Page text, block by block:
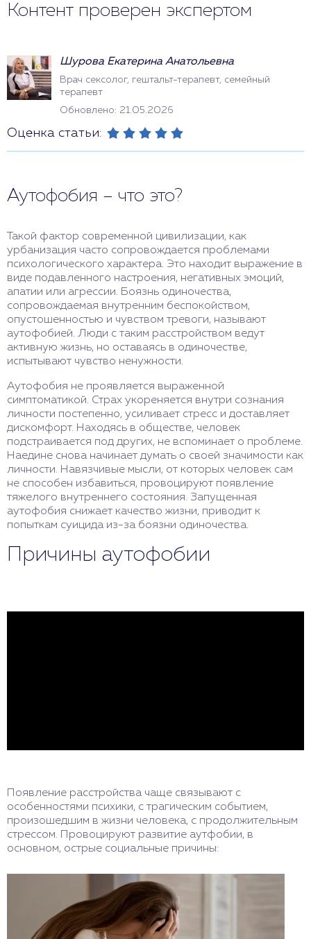
Контент проверен экспертом
Шурова Екатерина Анатольевна
Врач сексолог, гештальт-терапевт, семейный
терапевт
Обновлено: 21.05.2026
Оценка статьи:
Аутофобия – что это?
Такой фактор современной цивилизации, как
урбанизация часто сопровождается проблемами
психологического характера. Это находит выражение в
виде подавленного настроения, негативных эмоций,
апатии или агрессии. Боязнь одиночества,
сопровождаемая внутренним беспокойством,
опустошенностью и чувством тревоги, называют
аутофобией. Люди с таким расстройством ведут
активную жизнь, но оставаясь в одиночестве,
испытывают чувство ненужности.
Аутофобия не проявляется выраженной
симптоматикой. Страх укореняется внутри сознания
личности постепенно, усиливает стресс и доставляет
дискомфорт. Находясь в обществе, человек
подстраивается под других, не вспоминает о проблеме.
Наедине снова начинает думать о своей значимости как
личности. Навязчивые мысли, от которых человек сам
не способен избавиться, провоцируют появление
тяжелого внутреннего состояния. Запущенная
аутофобия снижает качество жизни, приводит к
попыткам суицида из-за боязни одиночества.
Причины аутофобии
Появление расстройства чаще связывают с
особенностями психики, с трагическим событием,
произошедшим в жизни человека, с продолжительным
стрессом. Провоцируют развитие аутфобии, в
основном, острые социальные причины: